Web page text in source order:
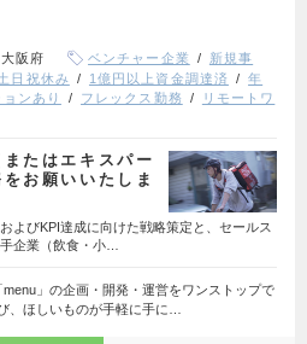
大阪府 ベンチャー企業
新規事
日祝休み 1億円以上資金調達済
年
ンあり フレックス勤務
リモートワ
たはエキスパー
お願いいたしま
よびKPI達成に向けた戦略策定と、セールス
企業（飲食・小…
」の企画・開発・運営をワンストップで
、ほしいものが手軽に手に…